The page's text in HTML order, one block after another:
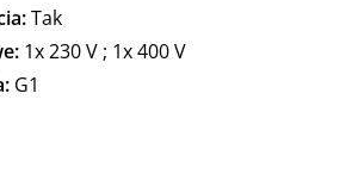
Tak
1x 230 V ; 1x 400 V
G1